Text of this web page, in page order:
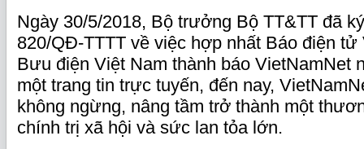
Ngày 30/5/2018, Bộ trưởng Bộ TT&TT đã
820/QĐ-TTTT về việc hợp nhất Báo điện tử
Bưu điện Việt Nam thành báo VietNamNet
một trang tin trực tuyến, đến nay,
không ngừng, nâng tầm trở thành một
chính trị xã hội và sức lan tỏa lớn.